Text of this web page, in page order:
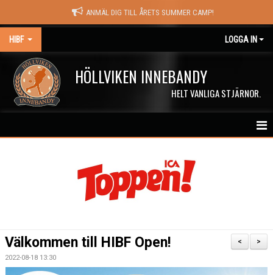
ANMÄL DIG TILL ÅRETS SUMMER CAMP!
HIBF LOGGA IN
HÖLLVIKEN INNEBANDY
HELT VANLIGA STJÄRNOR.
KALENDER
>
<
Välkommen till HIBF Open!
2022-08-18 13:30